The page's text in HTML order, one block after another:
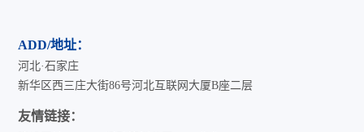
ADD/地址：
河北·石家庄
新华区西三庄大街86号河北互联网大厦B座二层
友情链接：